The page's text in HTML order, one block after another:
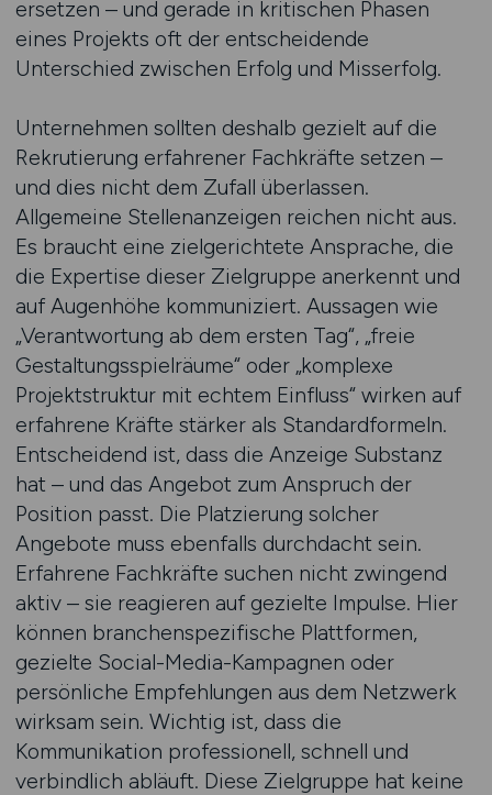
ersetzen – und gerade in kritischen Phasen
eines Projekts oft der entscheidende
Unterschied zwischen Erfolg und Misserfolg.
Unternehmen sollten deshalb gezielt auf die
Rekrutierung erfahrener Fachkräfte setzen –
und dies nicht dem Zufall überlassen.
Allgemeine Stellenanzeigen reichen nicht aus.
Es braucht eine zielgerichtete Ansprache, die
die Expertise dieser Zielgruppe anerkennt und
auf Augenhöhe kommuniziert. Aussagen wie
„Verantwortung ab dem ersten Tag“, „freie
Gestaltungsspielräume“ oder „komplexe
Projektstruktur mit echtem Einfluss“ wirken auf
erfahrene Kräfte stärker als Standardformeln.
Entscheidend ist, dass die Anzeige Substanz
hat – und das Angebot zum Anspruch der
Position passt. Die Platzierung solcher
Angebote muss ebenfalls durchdacht sein.
Erfahrene Fachkräfte suchen nicht zwingend
aktiv – sie reagieren auf gezielte Impulse. Hier
können branchenspezifische Plattformen,
gezielte Social-Media-Kampagnen oder
persönliche Empfehlungen aus dem Netzwerk
wirksam sein. Wichtig ist, dass die
Kommunikation professionell, schnell und
verbindlich abläuft. Diese Zielgruppe hat keine